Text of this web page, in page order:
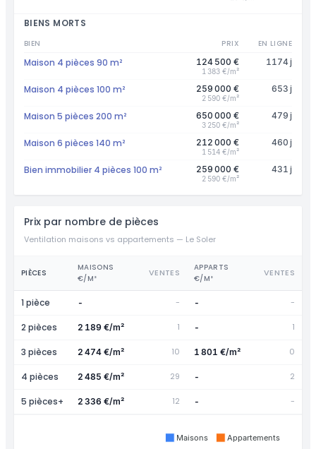
BIENS MORTS
BIEN PRIX EN LIGNE
Maison 4 pièces 90 m² 124 500 €
1 383 €/m²
1174 j
Maison 4 pièces 100 m² 259 000 €
2 590 €/m²
653 j
Maison 5 pièces 200 m² 650 000 €
3 250 €/m²
479 j
Maison 6 pièces 140 m² 212 000 €
1 514 €/m²
460 j
Bien immobilier 4 pièces 100 m² 259 000 €
2 590 €/m²
431 j
Prix par nombre de pièces
Ventilation maisons vs appartements — Le Soler
PIÈCES
MAISONS
€/M²
VENTES
APPARTS
€/M²
VENTES
1 pièce - - - -
2 pièces 2 189 €/m² 1 - 1
3 pièces 2 474 €/m² 10 1 801 €/m² 0
4 pièces 2 485 €/m² 29 - 2
5 pièces+ 2 336 €/m² 12 - -
Maisons Appartements